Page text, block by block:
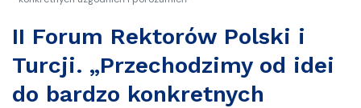
II Forum Rektorów Polski i
Turcji. „Przechodzimy od idei
do bardzo konkretnych